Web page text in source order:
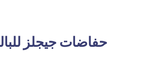
حفاضات جيجلز